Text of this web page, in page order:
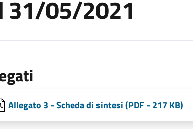
31/05/2021
Allegato 3 - Scheda di sintesi (PDF - 217 KB)